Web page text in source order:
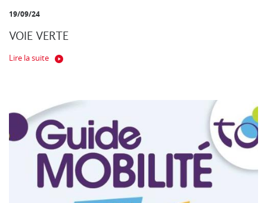
19/09/24
VOIE VERTE
Lire la suite